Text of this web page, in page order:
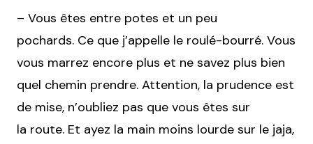
– Vous êtes entre potes et un peu
pochards. Ce que j’appelle le roulé-bourré. Vous
vous marrez encore plus et ne savez plus bien
quel chemin prendre. Attention, la prudence est
de mise, n’oubliez pas que vous êtes sur
la route. Et ayez la main moins lourde sur le jaja,